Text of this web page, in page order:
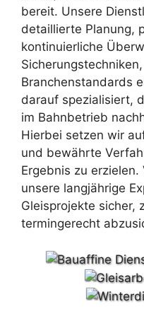
bereit. Unsere
detaillierte Planung,
kontinuierliche
Branchenstandards
darauf spezialisiert,
im Bahnbetrieb
Hierbei setzen wir
und bewährte
Ergebnis zu
unsere langjährige
Gleisprojekte sicher,
termingerecht